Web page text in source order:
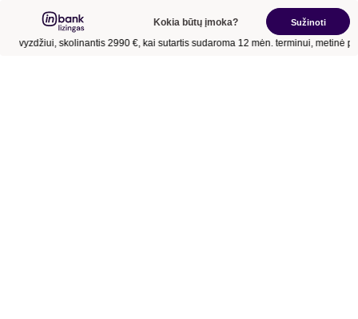
Sužinoti
Kokia būtų įmoka?
Pavyzdžiui, skolinantis2990 €, kai sutartis sudaroma12 mėn.terminui, metinė